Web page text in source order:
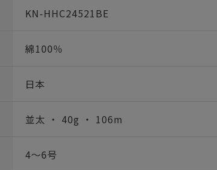
KN-HHC24521BE
綿100％
日本
並太 ・ 40g ・ 106m
4～6号